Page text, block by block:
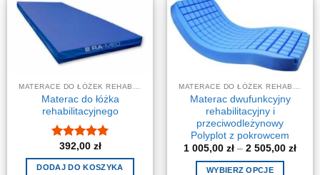
Materac do łóżka
rehabilitacyjnego
Oceniono5
na 5
392,00 zł
DODAJ DO KOSZYKA
Materac dwufunkcyjny
rehabilitacyjny i
przeciwodleżynowy
Polyplot z pokrowcem
1 005,00 zł – 2 505,00 zł
WYBIERZ OPCJE